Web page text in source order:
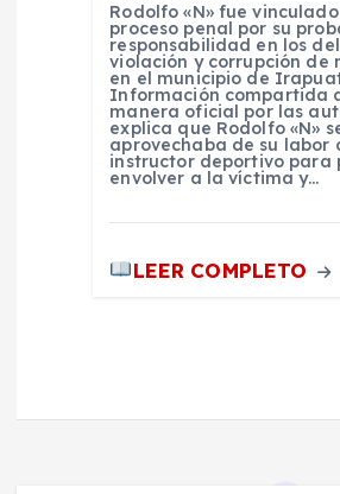
Rodolfo «N» fue
proceso penal por su
responsabilidad en los
violación y corrupción de
en el municipio de
Información compartida
manera oficial por las
explica que Rodolfo «N»
aprovechaba de su labor
instructor deportivo para
envolver a la víctima y…
LEER COMPLETO